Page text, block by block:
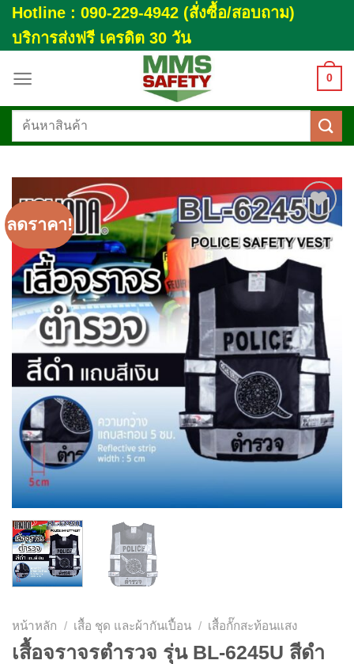
Skip
to
content
Hotline : 090-229-4942 (สั่งซื้อ/สอบถาม)
บริการส่งฟรี เครดิต 30 วัน
0
ค้นหา:
ลดราคา!
Add to
wishlist
หน้าหลัก / เสื้อ ชุด และผ้ากันเปื้อน / เสื้อกั๊กสะท้อนแสง
เสื้อจราจรตำรวจ รุ่น BL-6245U สีดำ